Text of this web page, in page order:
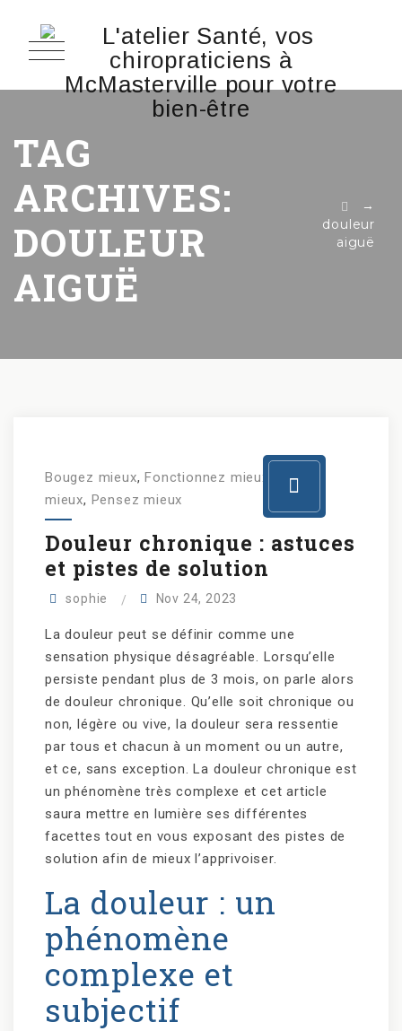
TAG
ARCHIVES:
DOULEUR
AIGUË
→
douleur
aiguë
Bougez mieux,Fonctionnez mieux
Mangez
mieux, Pensez mieux
Douleur chronique : astuces
et pistes de solution
sophie Nov 24, 2023
La douleur peut se définir comme une
sensation physique désagréable. Lorsqu’elle
persiste pendant plus de 3 mois, on parle alors
de douleur chronique. Qu’elle soit chronique ou
non, légère ou vive, la douleur sera ressentie
par tous et chacun à un moment ou un autre,
et ce, sans exception. La douleur chronique est
un phénomène très complexe et cet article
saura mettre en lumière ses différentes
facettes tout en vous exposant des pistes de
solution afin de mieux l’apprivoiser.
La douleur : un
phénomène
complexe et
subjectif